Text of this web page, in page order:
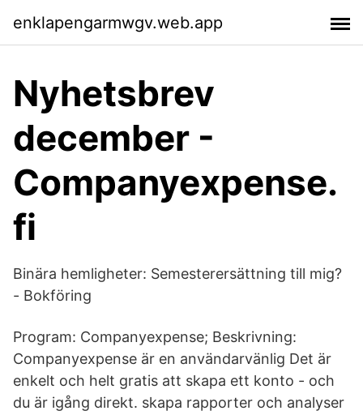
enklapengarmwgv.web.app
Nyhetsbrev
december -
Companyexpense.
fi
Binära hemligheter: Semesterersättning till mig?
- Bokföring
Program: Companyexpense; Beskrivning:
Companyexpense är en användarvänlig Det är
enkelt och helt gratis att skapa ett konto - och
du är igång direkt. skapa rapporter och analyser